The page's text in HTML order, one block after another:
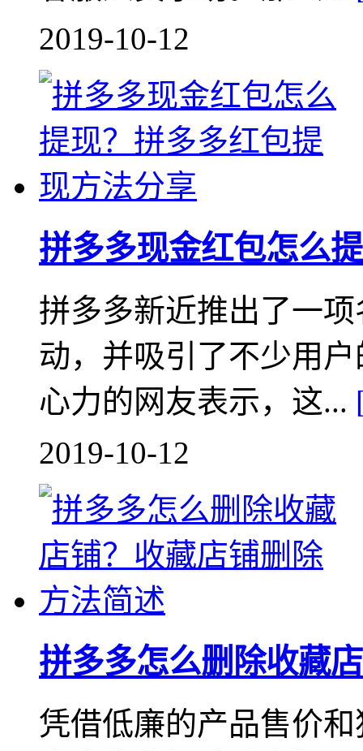
2019-10-12
拼多多现金红包怎么
拼多多新近推出了一
动，并吸引了不少用
心力的网友表示，这...
2019-10-12
拼多多怎么删除收藏
凭借低廉的产品售价